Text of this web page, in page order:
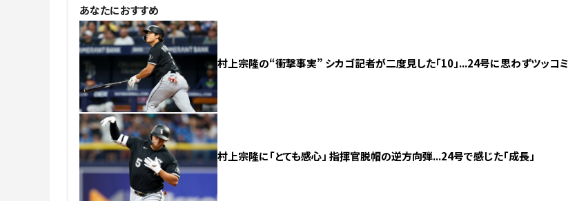
あなたにおすすめ
村上宗隆の“衝撃事実” シカゴ記者が二度見した「10」...24号に思わずツッコミ
村上宗隆に「とても感心」 指揮官脱帽の逆方向弾...24号で感じた「成長」